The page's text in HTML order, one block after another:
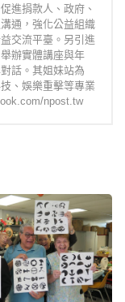
進捐款人、政府、
通，強化公益組織
交流平臺。另引進
辦實體講座與年
話。其姐妹站為
、娛樂重擊等專業
npost.tw